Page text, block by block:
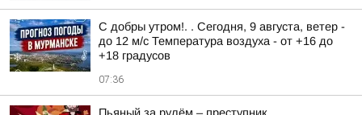
С добры утром!. . Сегодня, 9 августа, ветер -
до 12 м/с Температура воздуха - от +16 до
+18 градусов
07:36